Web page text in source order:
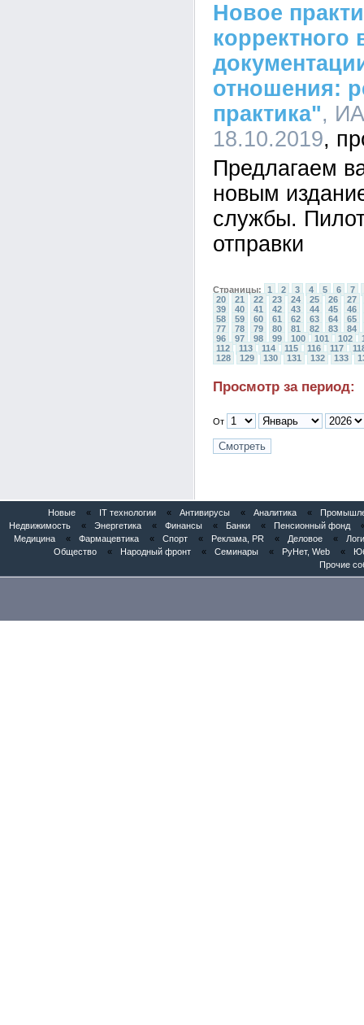
Новое
корректного
отношения:
практика",
18.10.2019
Предлагаем
новым
службы.
отправки
Страницы: 1 2 3 4 5 6
7
20
21 22 23 24 25 26
27
39
40 41 42 43 44 45
46
58
59 60 61 62 63 64
65
77
78 79 80 81 82 83
84
96
97 98 99 100 101 102
112
113 114 115 116 117
128
129 130 131 132 133
Просмотр за период:
От
Новые « IT технологии « Антивирусы « Аналитика «
Недвижимость
« Энергетика « Финансы « Банки « Пенсионный фонд
Медицина
« Фармацевтика « Спорт « Реклама, PR « Деловое «
Общество
« Народный фронт « Семинары « РуНет, Web «
Прочие